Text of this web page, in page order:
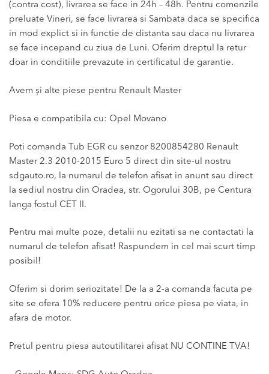
(contra cost), livrarea se face in 24h – 48h. Pentru comenzile
preluate Vineri, se face livrarea si Sambata daca se specifica
in mod explict si in functie de distanta sau daca nu livrarea
se face incepand cu ziua de Luni. Oferim dreptul la retur
doar in conditiile prevazute in certificatul de garantie.
Avem și alte piese pentru Renault Master
Piesa e compatibila cu: Opel Movano
Poti comanda Tub EGR cu senzor 8200854280 Renault
Master 2.3 2010-2015 Euro 5 direct din site-ul nostru
sdgauto.ro, la numarul de telefon afisat in anunt sau direct
la sediul nostru din Oradea, str. Ogorului 30B, pe Centura
langa fostul CET II.
Pentru mai multe poze, detalii nu ezitati sa ne contactati la
numarul de telefon afisat! Raspundem in cel mai scurt timp
posibil!
Oferim si dorim seriozitate! De la a 2-a comanda facuta pe
site se ofera 10% reducere pentru orice piesa pe viata, in
afara de motor.
Pretul pentru piesa autoutilitarei afisat NU CONTINE TVA!